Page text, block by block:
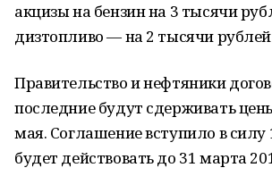
акцизы на бензин на 3 тысячи
дизтопливо — на 2 тысячи рублей
Правительство и нефтяники
последние будут сдерживать
мая. Соглашение вступило в силу
будет действовать до 31 марта